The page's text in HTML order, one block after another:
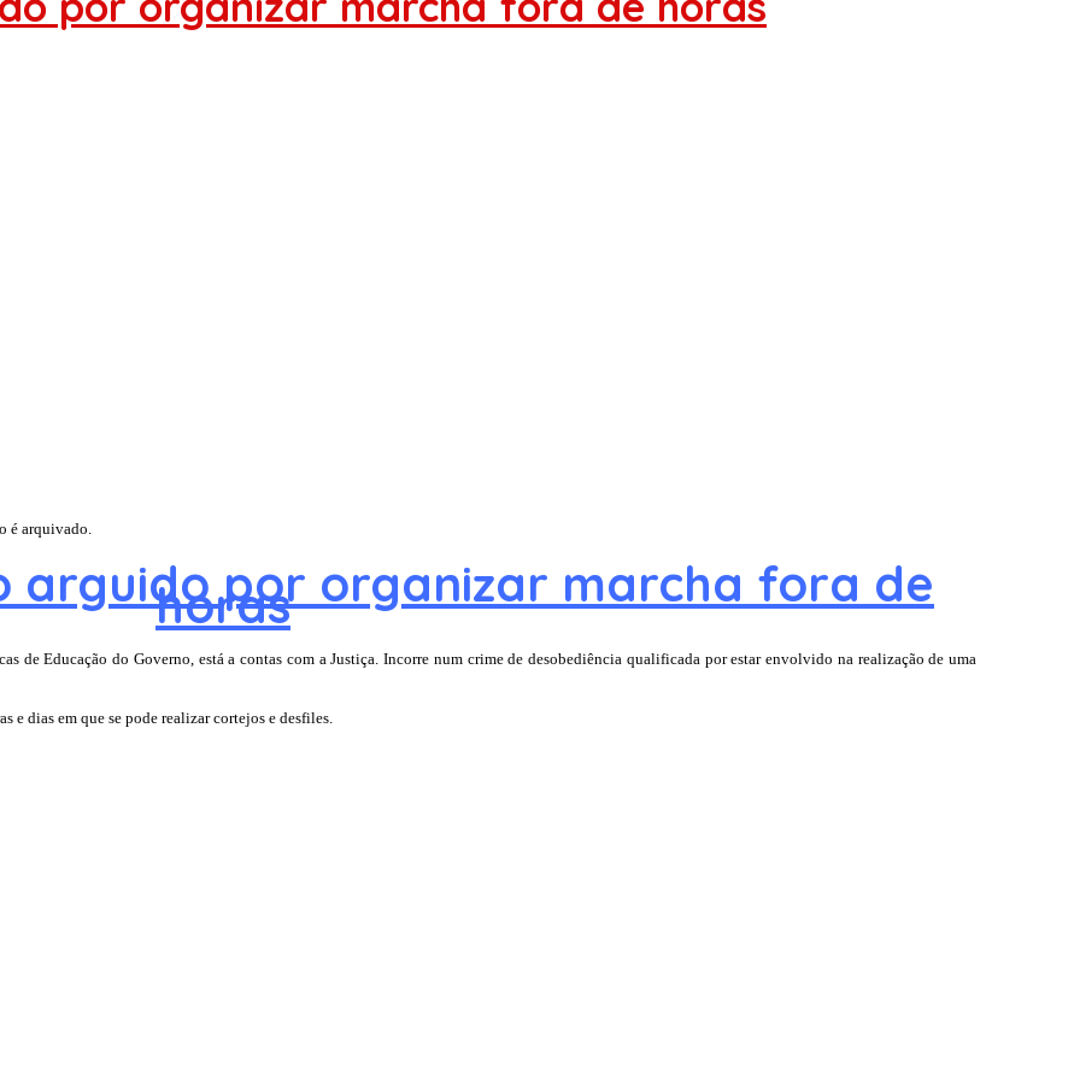
é arquivado.
arguido por organizar marcha fora de
horas
de Educação do Governo, está a contas com a Justiça. Incorre num crime de desobediência qualificada por estar envolvido na realização de uma
e dias em que se pode realizar cortejos e desfiles.